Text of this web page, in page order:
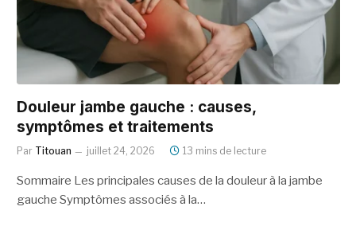
Douleur jambe gauche : causes,
symptômes et traitements
Par Titouan juillet 24, 2026 13 mins de lecture
Sommaire Les principales causes de la douleur à la jambe
gauche Symptômes associés à la…